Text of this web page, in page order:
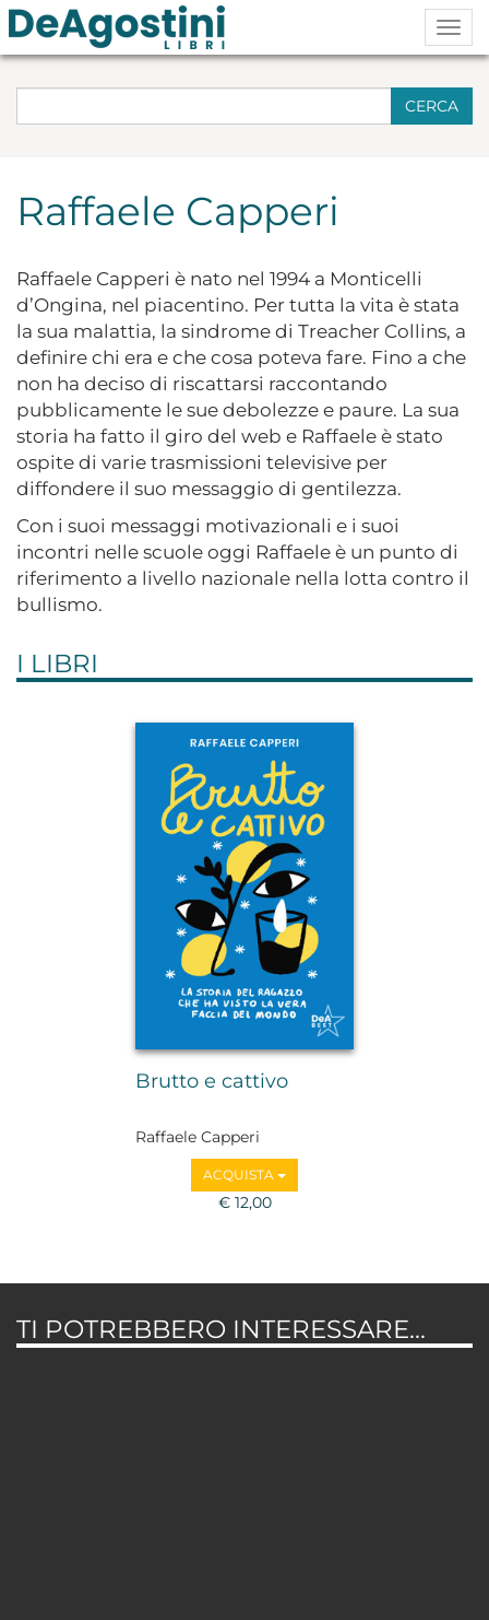
CERCA
Raffaele Capperi
Raffaele Capperi è nato nel 1994 a Monticelli
d’Ongina, nel piacentino. Per tutta la vita è stata
la sua malattia, la sindrome di Treacher Collins, a
definire chi era e che cosa poteva fare. Fino a che
non ha deciso di riscattarsi raccontando
pubblicamente le sue debolezze e paure. La sua
storia ha fatto il giro del web e Raffaele è stato
ospite di varie trasmissioni televisive per
diffondere il suo messaggio di gentilezza.
Con i suoi messaggi motivazionali e i suoi
incontri nelle scuole oggi Raffaele è un punto di
riferimento a livello nazionale nella lotta contro il
bullismo.
I LIBRI
Brutto e cattivo
Raffaele Capperi
ACQUISTA
€ 12,00
TI POTREBBERO INTERESSARE...